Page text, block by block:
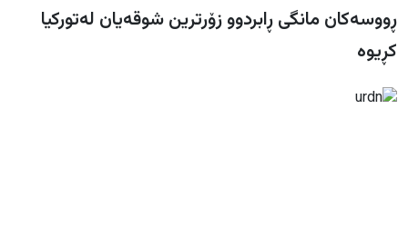
ڕووسەکان مانگی ڕابردوو زۆرترین شوقەیان لەتورکیا
کڕیوە